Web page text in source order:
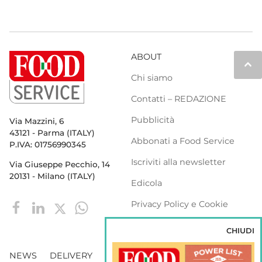
keyboard_arrow_up
Via Mazzini, 6
43121 - Parma (ITALY)
P.IVA: 01756990345
Via Giuseppe Pecchio, 14
20131 - Milano (ITALY)
ABOUT
Chi siamo
Contatti – REDAZIONE
Pubblicità
Abbonati a Food Service
Iscriviti alla newsletter
Edicola
Privacy Policy e Cookie
NEWS DELIVERY DISTRIBUZIONE
CHIUDI